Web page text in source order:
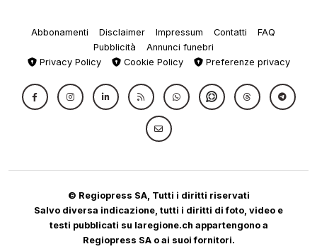
Abbonamenti Disclaimer Impressum Contatti
FAQ
Pubblicità
Annunci funebri
Privacy Policy
Cookie Policy Preferenze privacy
© Regiopress SA, Tutti i diritti riservati
Salvo diversa indicazione, tutti i diritti di foto, video e
testi pubblicati su laregione.ch appartengono a
Regiopress SA o ai suoi fornitori.